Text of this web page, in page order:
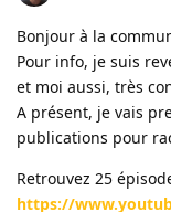
Bonjour à la
Pour info, je suis
et moi aussi, très
A présent, je vais
publications pour
Retrouvez 25
https://